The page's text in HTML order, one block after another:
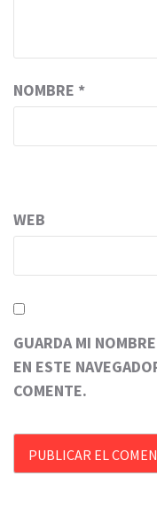
NOMBRE *
WEB
GUARDA MI
EN ESTE
COMENTE.